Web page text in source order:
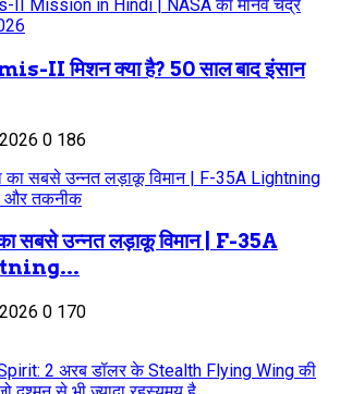
II मिशन क्या है? 50 साल बाद इंसान
0 186
सबसे उन्नत लड़ाकू विमान | F-35A
0 170